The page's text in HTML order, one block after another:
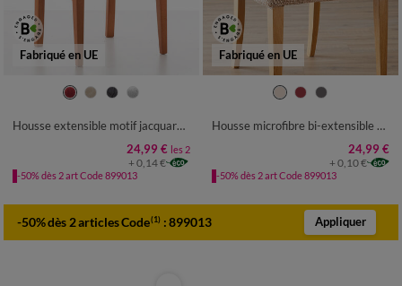
Fabriqué en UE
Housse extensible motif jacquard "serpentins" spéciale assise de chaise - lot de 2
24,99 € les 2
+ 0,14 €
-50% dès 2 art Code 899013
Fabriqué en UE
Housse microfibre bi-extensible gaufrée spéciale chaise
24,99 €
+ 0,10 €
-50% dès 2 art Code 899013
-50% dès 2 articles Code(1) :899013 Appliquer